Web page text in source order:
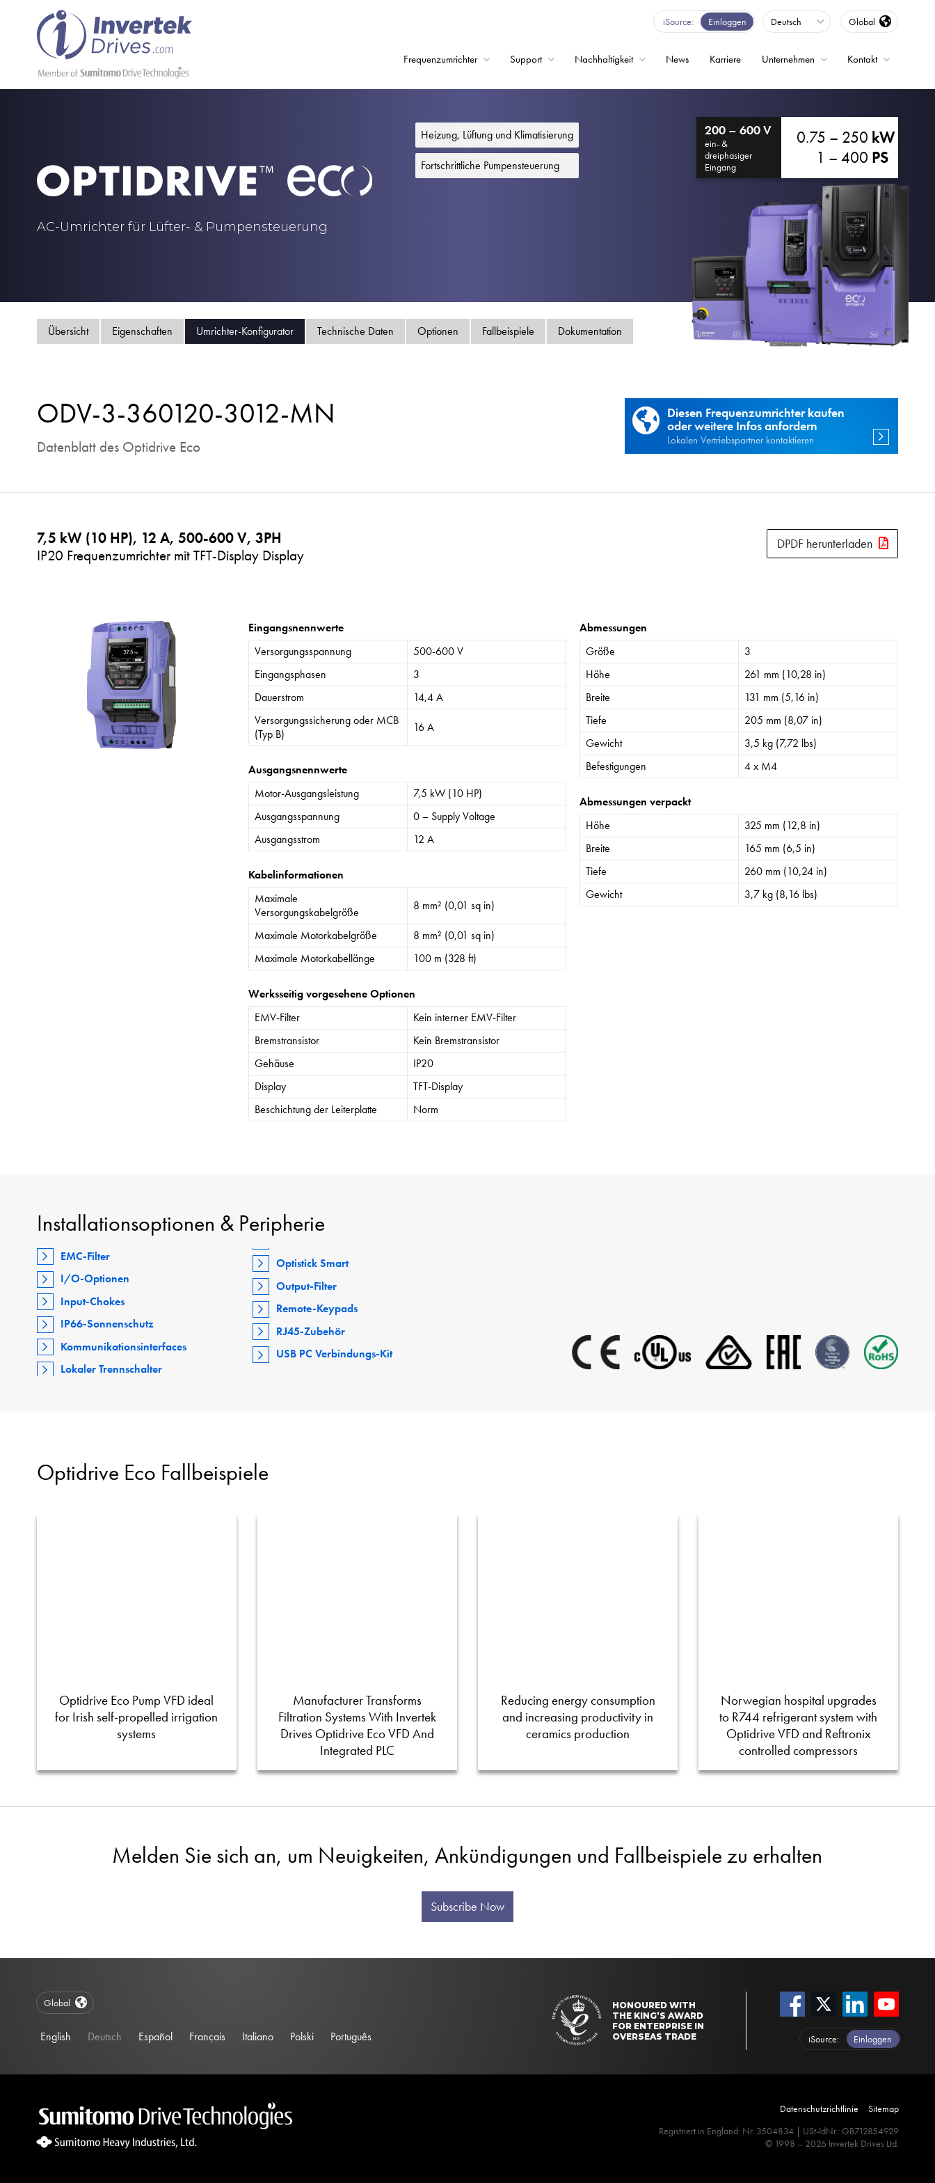
iSource Einloggen Deutsch Global
Frequenzumrichter Support Nachhaltigkeit News Karriere Unternehmen Kontakt
AC-Umrichter für Lüfter- & Pumpensteuerung
Heizung, Lüftung und Klimatisierung
Fortschrittliche Pumpensteuerung
200 – 600 V
ein- &
dreiphasiger
Eingang
0.75 – 250 kW
1 – 400 PS
Übersicht Eigenschaften Umrichter-Konfigurator Technische Daten Optionen Fallbeispiele Dokumentation
ODV-3-360120-3012-MN
Datenblatt des Optidrive Eco
Diesen Frequenzumrichter kaufen
oder weitere Infos anfordern
Lokalen Vertriebspartner kontaktieren
7,5 kW (10 HP), 12 A, 500-600 V, 3PH
IP20 Frequenzumrichter mit TFT-Display Display
DPDF herunterladen
Eingangsnennwerte
Versorgungsspannung
500-600 V
Eingangsphasen
3
Dauerstrom
14,4 A
Versorgungssicherung oder MCB
(Typ B)
16 A
Ausgangsnennwerte
Motor-Ausgangsleistung
7,5 kW (10 HP)
Ausgangsspannung
0 – Supply Voltage
Ausgangsstrom
12 A
Kabelinformationen
Maximale
Versorgungskabelgröße
8 mm² (0,01 sq in)
Maximale Motorkabelgröße
8 mm² (0,01 sq in)
Maximale Motorkabellänge
100 m (328 ft)
Werksseitig vorgesehene Optionen
EMV-Filter
Kein interner EMV-Filter
Bremstransistor
Kein Bremstransistor
Gehäuse
IP20
Display
TFT-Display
Beschichtung der Leiterplatte
Norm
Abmessungen
Größe
3
Höhe
261 mm (10,28 in)
Breite
131 mm (5,16 in)
Tiefe
205 mm (8,07 in)
Gewicht
3,5 kg (7,72 lbs)
Befestigungen
4 x M4
Abmessungen verpackt
Höhe
325 mm (12,8 in)
Breite
165 mm (6,5 in)
Tiefe
260 mm (10,24 in)
Gewicht
3,7 kg (8,16 lbs)
Installationsoptionen & Peripherie
EMC-Filter
I/O-Optionen
Input-Chokes
IP66-Sonnenschutz
Kommunikationsinterfaces
Lokaler Trennschalter
Optistick Smart
Output-Filter
Remote-Keypads
RJ45-Zubehör
USB PC Verbindungs-Kit
Optidrive Eco Fallbeispiele
Optidrive Eco Pump VFD ideal
for Irish self-propelled irrigation
systems
Manufacturer Transforms
Filtration Systems With Invertek
Drives Optidrive Eco VFD And
Integrated PLC
Reducing energy consumption
and increasing productivity in
ceramics production
Norwegian hospital upgrades
to R744 refrigerant system with
Optidrive VFD and Reftronix
controlled compressors
Melden Sie sich an, um Neuigkeiten, Ankündigungen und Fallbeispiele zu erhalten
Subscribe Now
HONOURED WITH
THE KING’S AWARD
FOR ENTERPRISE IN
OVERSEAS TRADE
iSource Einloggen
Global
English Deutsch Español Français Italiano Polski Português
Datenschutzrichtlinie
Sitemap
Registriert in England: Nr. 3504834 | USt-IdNr.: GB712854929
© 1998 – 2026 Invertek Drives Ltd.
Frequenzumrichter
Support
Nachhaltigkeit
Datenschutzrichtlinie
Sitemap